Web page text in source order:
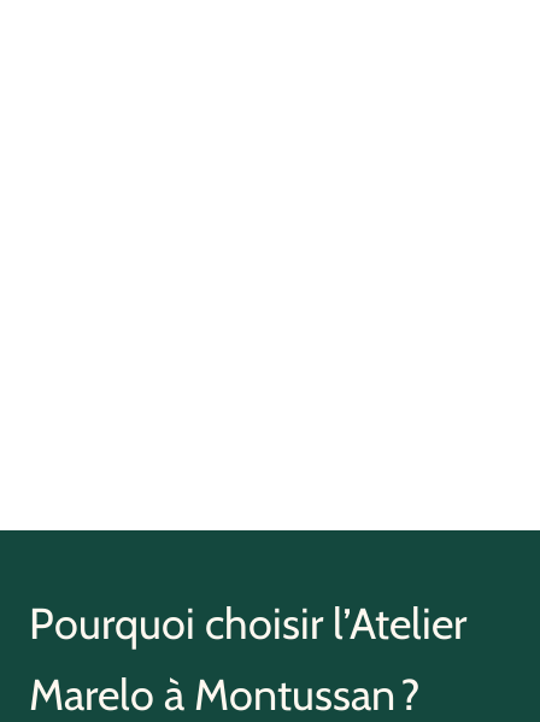
Pourquoi choisir l’Atelier
Marelo à Montussan ?